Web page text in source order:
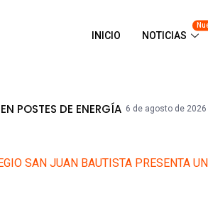
INICIO NOTICIAS
ENERGÍA 6 de agosto de 2026 La
SAN JUAN BAUTISTA PRESENTA